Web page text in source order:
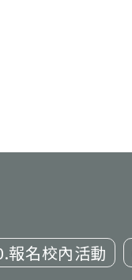
報名校內活動